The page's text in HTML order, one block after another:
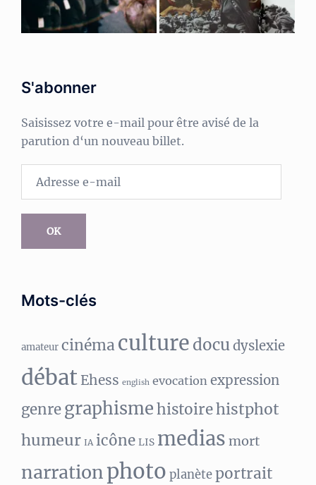
S'abonner
Saisissez votre e-mail pour être avisé de la
parution d‘un nouveau billet.
OK
Mots-clés
amateur cinémaculture docu dyslexie
débat Ehess english evocation expression
genregraphismehistoirehistphot
humeur IA icône LIS medias mort
narrationphoto planèteportrait